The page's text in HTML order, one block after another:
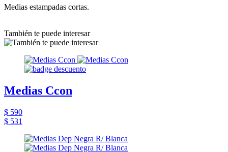
Medias estampadas cortas.
También te puede interesar
Medias Ccon
$ 590
$ 531